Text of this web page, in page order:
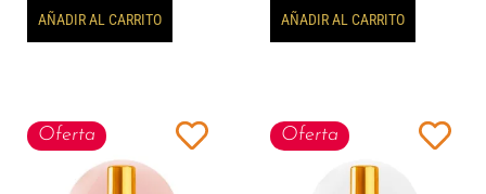
AÑADIR AL CARRITO AÑADIR AL CARRITO
Oferta Oferta